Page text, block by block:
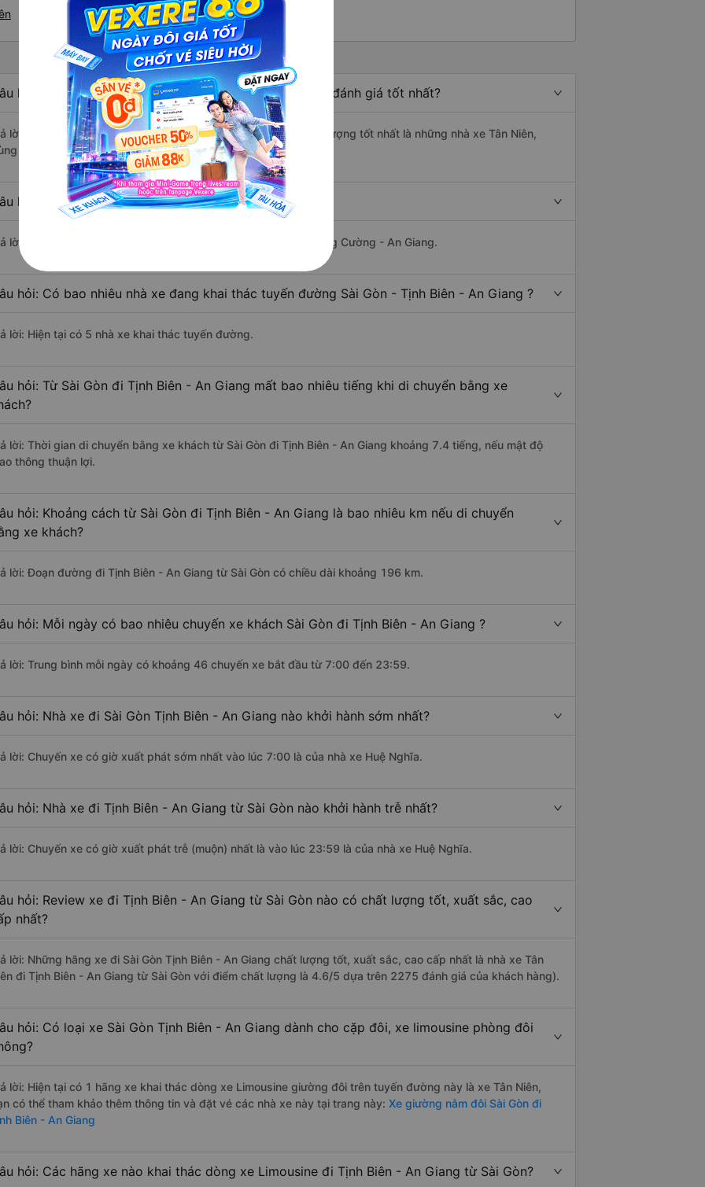
hỏi: Nhà xe đi Tịnh Biên - An Giang từ Sài Gòn được đánh giá tốt nhất?
lời: Xe đi Tịnh Biên - An Giang từ Sài Gòn được đánh giá chất lượng tốt nhất là những nhà xe Tân Niên,
Cường - An Giang, Quang Huy.
hỏi: Xe nào đi Tịnh Biên - An Giang có giá rẻ nhất?
lời: Vé xe rẻ nhất có mức giá là 220.000 đồng của nhà xe Hùng Cường - An Giang.
hỏi: Có bao nhiêu nhà xe đang khai thác tuyến đường Sài Gòn - Tịnh Biên - An Giang ?
lời: Hiện tại có 5 nhà xe khai thác tuyến đường.
hỏi: Từ Sài Gòn đi Tịnh Biên - An Giang mất bao nhiêu tiếng khi di chuyển bằng xe
lời: Thời gian di chuyển bằng xe khách từ Sài Gòn đi Tịnh Biên - An Giang khoảng 7.4 tiếng, nếu mật độ
thông thuận lợi.
hỏi: Khoảng cách từ Sài Gòn đi Tịnh Biên - An Giang là bao nhiêu km nếu di chuyển
xe khách?
lời: Đoạn đường đi Tịnh Biên - An Giang từ Sài Gòn có chiều dài khoảng 196 km.
hỏi: Mỗi ngày có bao nhiêu chuyến xe khách Sài Gòn đi Tịnh Biên - An Giang ?
lời: Trung bình mỗi ngày có khoảng 46 chuyến xe bắt đầu từ 7:00 đến 23:59.
hỏi: Nhà xe đi Sài Gòn Tịnh Biên - An Giang nào khởi hành sớm nhất?
lời: Chuyến xe có giờ xuất phát sớm nhất vào lúc 7:00 là của nhà xe Huệ Nghĩa.
hỏi: Nhà xe đi Tịnh Biên - An Giang từ Sài Gòn nào khởi hành trễ nhất?
lời: Chuyến xe có giờ xuất phát trễ (muộn) nhất là vào lúc 23:59 là của nhà xe Huệ Nghĩa.
hỏi: Review xe đi Tịnh Biên - An Giang từ Sài Gòn nào có chất lượng tốt, xuất sắc, cao
nhất?
lời: Những hãng xe đi Sài Gòn Tịnh Biên - An Giang chất lượng tốt, xuất sắc, cao cấp nhất là nhà xe Tân
đi Tịnh Biên - An Giang từ Sài Gòn với điểm chất lượng là 4.6/5 dựa trên 2275 đánh giá của khách hàng).
hỏi: Có loại xe Sài Gòn Tịnh Biên - An Giang dành cho cặp đôi, xe limousine phòng đôi
lời: Hiện tại có 1 hãng xe khai thác dòng xe Limousine giường đôi trên tuyến đường này là xe Tân Niên,
có thể tham khảo thêm thông tin và đặt vé các nhà xe này tại trang này: Xe giường nằm đôi Sài Gòn đi
Biên - An Giang
hỏi: Các hãng xe nào khai thác dòng xe Limousine đi Tịnh Biên - An Giang từ Sài Gòn?